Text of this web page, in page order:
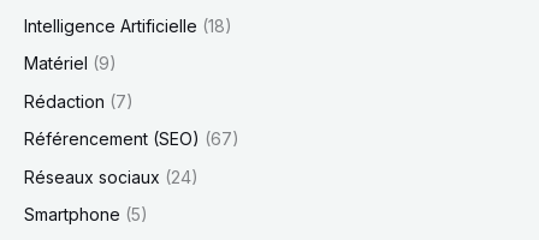
Intelligence Artificielle (18)
Matériel (9)
Rédaction (7)
Référencement (SEO) (67)
Réseaux sociaux (24)
Smartphone (5)